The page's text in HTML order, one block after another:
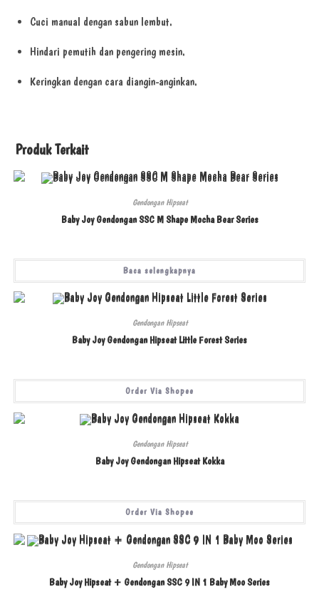
Cuci manual dengan sabun lembut.
Hindari pemutih dan pengering mesin.
Keringkan dengan cara diangin-anginkan.
Produk Terkait
Gendongan Hipseat
Baby Joy Gendongan SSC M Shape Mocha Bear Series
Baca selengkapnya
Gendongan Hipseat
Baby Joy Gendongan Hipseat Little Forest Series
Order Via Shopee
Gendongan Hipseat
Baby Joy Gendongan Hipseat Kokka
Order Via Shopee
Gendongan Hipseat
Baby Joy Hipseat + Gendongan SSC 9 IN 1 Baby Moo Series